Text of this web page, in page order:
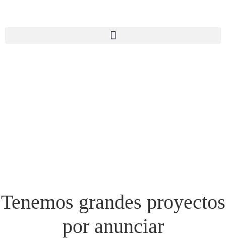
Tenemos grandes proyectos
por anunciar